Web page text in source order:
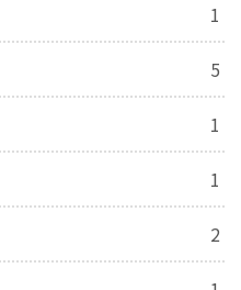
1
5
1
1
2